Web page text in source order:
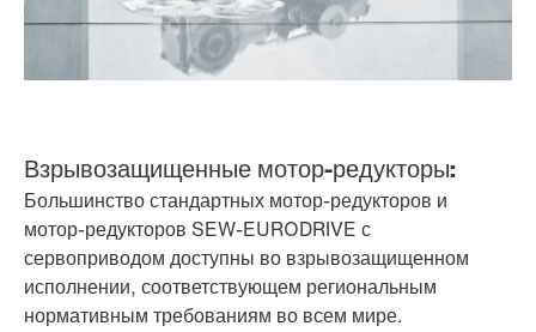
Взрывозащищенные мотор-редукторы:
Большинство стандартных мотор-редукторов и
мотор-редукторов SEW-EURODRIVE с
сервоприводом доступны во взрывозащищенном
исполнении, соответствующем региональным
нормативным требованиям во всем мире.